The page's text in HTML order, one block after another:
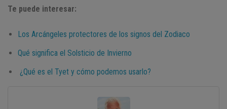
Te puede interesar:
Los Arcángeles protectores de los signos del Zodiaco
Qué significa el Solsticio de Invierno
¿Qué es el Tyet y cómo podemos usarlo?